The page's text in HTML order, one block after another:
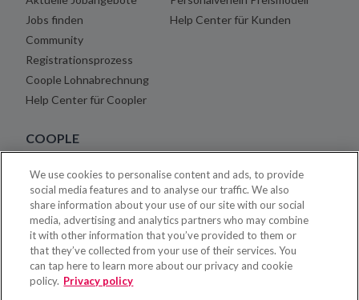
Jobs finden
Community
Registrationsprozess
Coople Lohnabrechnung
Help Center für Coopler
Help Center für Kunden
COOPLE
Über uns
Blog
Karriere
Rechtshinweise
Impressum
Kontakt
We use cookies to personalise content and ads, to provide
social media features and to analyse our traffic. We also
share information about your use of our site with our social
media, advertising and analytics partners who may combine
it with other information that you’ve provided to them or
that they’ve collected from your use of their services. You
can tap here to learn more about our privacy and cookie
policy. Privacy policy